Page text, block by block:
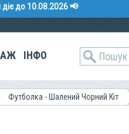
до 10.08.2026 📢
ІНФО
Футболка - Шалений Чорний Кіт